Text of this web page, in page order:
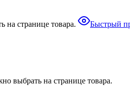
на странице товара.
Быстрый
выбрать на странице товара.